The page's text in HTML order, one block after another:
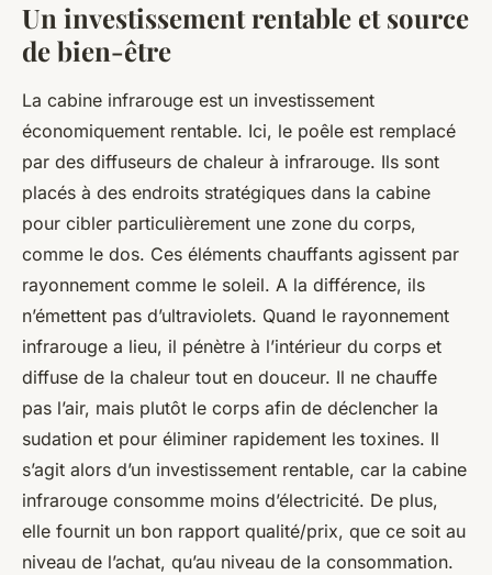
Un investissement rentable et source
de bien-être
La cabine infrarouge est un investissement
économiquement rentable. Ici, le poêle est remplacé
par des diffuseurs de chaleur à infrarouge. Ils sont
placés à des endroits stratégiques dans la cabine
pour cibler particulièrement une zone du corps,
comme le dos. Ces éléments chauffants agissent par
rayonnement comme le soleil. A la différence, ils
n’émettent pas d’ultraviolets. Quand le rayonnement
infrarouge a lieu, il pénètre à l’intérieur du corps et
diffuse de la chaleur tout en douceur. Il ne chauffe
pas l’air, mais plutôt le corps afin de déclencher la
sudation et pour éliminer rapidement les toxines. Il
s’agit alors d’un investissement rentable, car la cabine
infrarouge consomme moins d’électricité. De plus,
elle fournit un bon rapport qualité/prix, que ce soit au
niveau de l’achat, qu’au niveau de la consommation.